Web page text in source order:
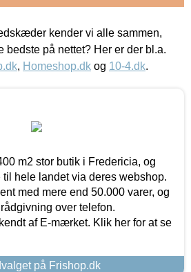
kender vi alle sammen,
bedste på nettet? Her er der bl.a.
, Homeshop.dk og 10-4.dk.
m2 stor butik i Fredericia, og
hele landet via deres webshop.
med mere end 50.000 varer, og
over telefon.
af E-mærket. Klik her for at se
på Frishop.dk